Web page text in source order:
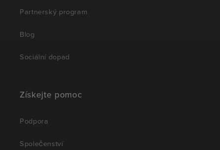
Partnerský program
Blog
Sociální dopad
Získejte pomoc
Podpora
Společenství